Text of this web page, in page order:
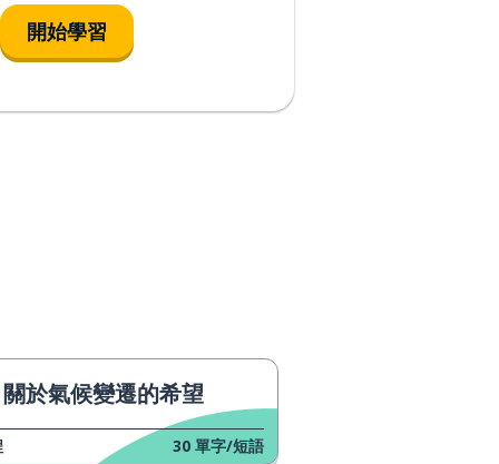
開始學習
關於氣候變遷的希望
30 單字/短語